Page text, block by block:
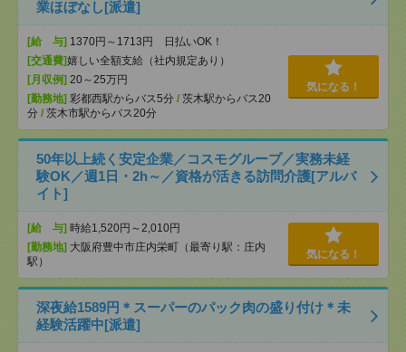
業ほぼなし[派遣]
[給 与] 1370円～1713円 日払いOK！
[交通費]嬉しい全額支給（社内規定あり）
[月収例] 20～25万円
[勤務地] 彩都西駅からバス5分 / 茨木駅からバス20
分 / 茨木市駅からバス20分
気になる！
50年以上続く安定企業／コスモグループ／実務未経
験OK／週1日・2h～／資格が活きる訪問介護[アルバ
イト]
[給 与] 時給1,520円～2,010円
[勤務地] 大阪府豊中市庄内栄町（最寄り駅：庄内
駅）
気になる！
深夜給1589円＊スーパーのパック肉の盛り付け＊未
経験活躍中[派遣]